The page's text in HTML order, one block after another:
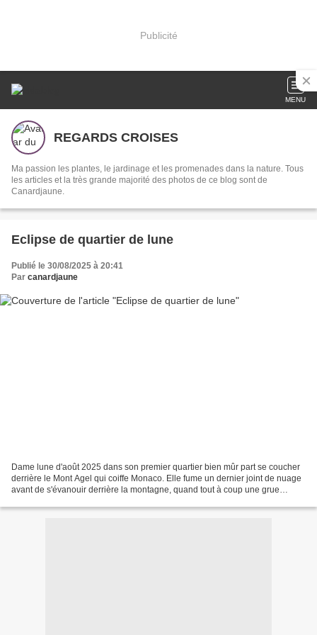
Publicité
MENU
REGARDS CROISES
Ma passion les plantes, le jardinage et les promenades dans la nature. Tous
les articles et la très grande majorité des photos de ce blog sont de
Canardjaune.
Eclipse de quartier de lune
Publié le 30/08/2025 à 20:41
Par canardjaune
Dame lune d'août 2025 dans son premier quartier bien mûr part se coucher
derrière le Mont Agel qui coiffe Monaco. Elle fume un dernier joint de nuage
avant de s'évanouir derrière la montagne, quand tout à coup une grue